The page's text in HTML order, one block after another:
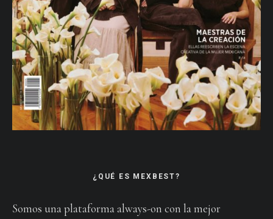
¿QUÉ ES MEXBEST?
Somos una plataforma always-on con la mejor